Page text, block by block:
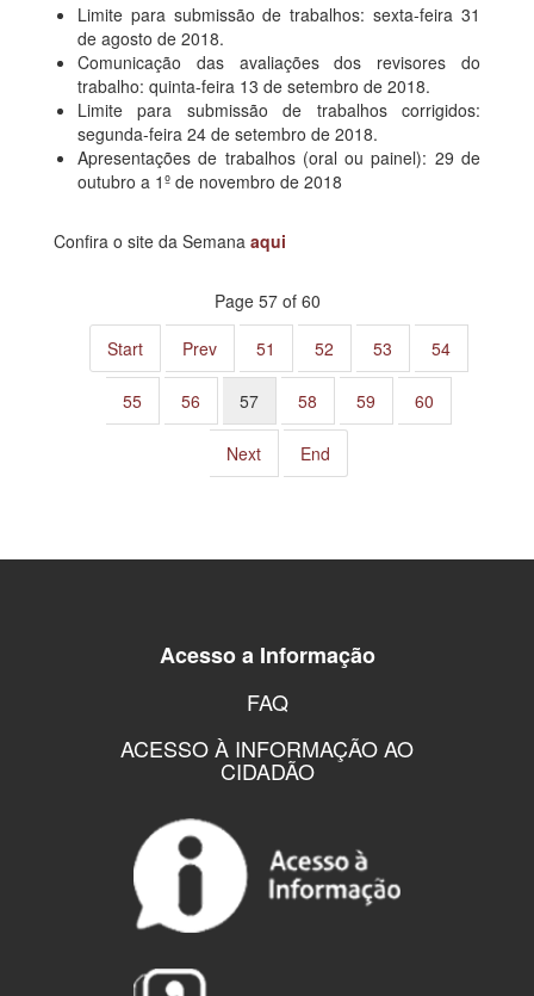
Limite para submissão de trabalhos: sexta-feira 31
de agosto de 2018.
Comunicação das avaliações dos revisores do
trabalho: quinta-feira 13 de setembro de 2018.
Limite para submissão de trabalhos corrigidos:
segunda-feira 24 de setembro de 2018.
Apresentações de trabalhos (oral ou painel): 29 de
outubro a 1º de novembro de 2018
Confira o site da Semana aqui
Page 57 of 60
Start
Prev 51 52 53 54
55 56 57 58 59 60
Next End
Acesso a Informação
FAQ
ACESSO À INFORMAÇÃO AO
CIDADÃO